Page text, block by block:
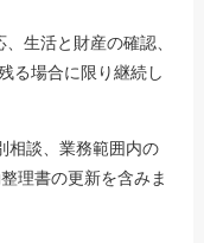
生活と財産の確認、
る場合に限り継続し
相談、業務範囲内の
理書の更新を含みま